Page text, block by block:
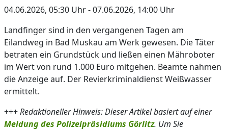
04.06.2026, 05:30 Uhr - 07.06.2026, 14:00 Uhr
Landfinger sind in den vergangenen Tagen am
Eilandweg in Bad Muskau am Werk gewesen. Die Täter
betraten ein Grundstück und ließen einen Mähroboter
im Wert von rund 1.000 Euro mitgehen. Beamte nahmen
die Anzeige auf. Der Revierkriminaldienst Weißwasser
ermittelt.
+++Redaktioneller Hinweis: Dieser Artikel basiert auf einer
Meldung des Polizeipräsidiums Görlitz. Um Sie